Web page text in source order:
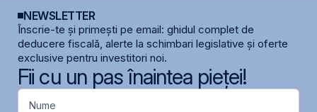
NEWSLETTER
Înscrie-te și primești pe email: ghidul complet de
deducere fiscală, alerte la schimbari legislative și oferte
exclusive pentru investitori noi.
Fii cu un pas înaintea pieței!
Nume